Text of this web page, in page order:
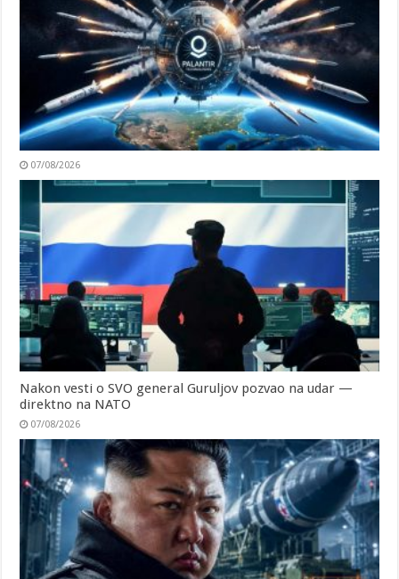
07/08/2026
Nakon vesti o SVO general Guruljov pozvao na udar —
direktno na NATO
07/08/2026